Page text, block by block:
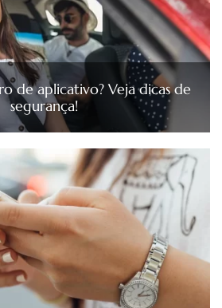
de aplicativo? Veja dicas de
segurança!